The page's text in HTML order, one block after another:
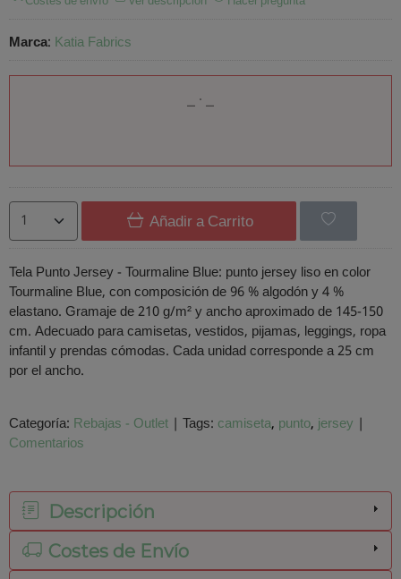
Marca: Katia Fabrics
Añadir a Carrito
Tela Punto Jersey - Tourmaline Blue: punto jersey liso en color
Tourmaline Blue, con composición de 96 % algodón y 4 %
elastano. Gramaje de 210 g/m² y ancho aproximado de 145-150
cm. Adecuado para camisetas, vestidos, pijamas, leggings, ropa
infantil y prendas cómodas. Cada unidad corresponde a 25 cm
por el ancho.
Categoría: Rebajas - Outlet | Tags: camiseta punto jersey |
Comentarios
Descripción
Costes de Envío